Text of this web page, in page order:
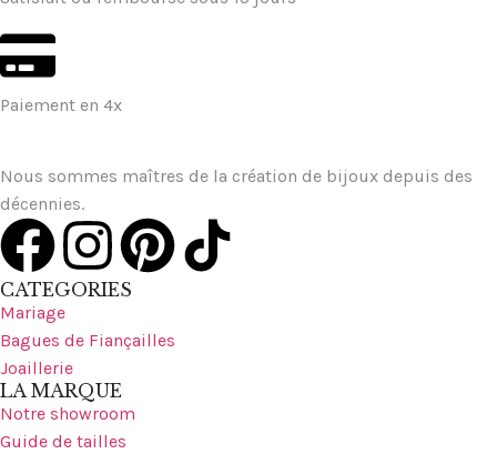
Paiement en 4x
Nous sommes maîtres de la création de bijoux depuis des
décennies.
CATEGORIES
Mariage
Bagues de Fiançailles
Joaillerie
LA MARQUE
Notre showroom
Guide de tailles